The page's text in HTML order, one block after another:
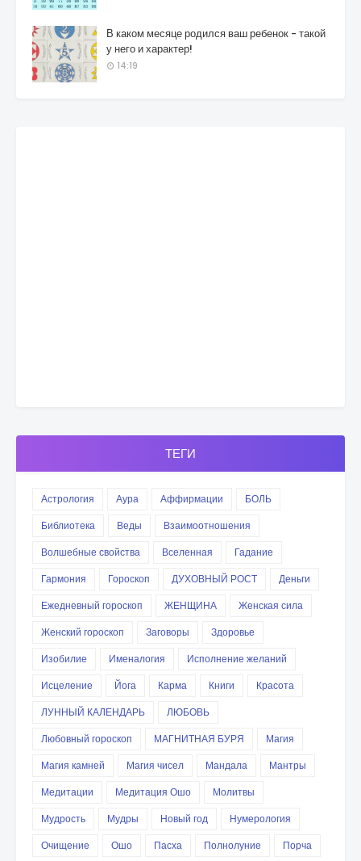
В каком месяце родился ваш ребенок - такой
у него и характер!
14:19
ТЕГИ
Астрология Аура Аффирмации
БОЛЬ
Библиотека
Веды
Взаимоотношения
Волшебные свойства
Вселенная
Гадание
Гармония
Гороскоп ДУХОВНЫЙ РОСТ
Деньги
Ежедневный гороскоп
ЖЕНЩИНА
Женская сила
Женский гороскоп
Заговоры
Здоровье
Изобилие
Именалогия
Исполнение желаний
Исцеление
Йога Карма Книги
Красота
ЛУННЫЙ КАЛЕНДАРЬ
ЛЮБОВЬ
Любовный гороскоп
МАГНИТНАЯ БУРЯ
Магия
Магия камней
Магия чисел Мандала
Мантры
Медитации
Медитация Ошо
Молитвы
Мудрость
Мудры Новый год
Нумерология
Очищение
Ошо Пасха Полнолуние
Порча